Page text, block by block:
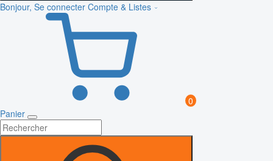
Bonjour, Se connecter Compte & Listes
0
Panier